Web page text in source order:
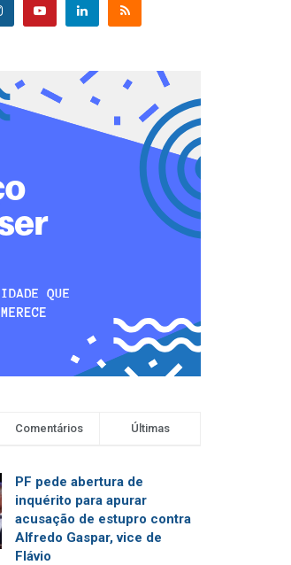
Comentários Últimas
PF pede abertura de
inquérito para apurar
acusação de estupro contra
Alfredo Gaspar, vice de
Flávio